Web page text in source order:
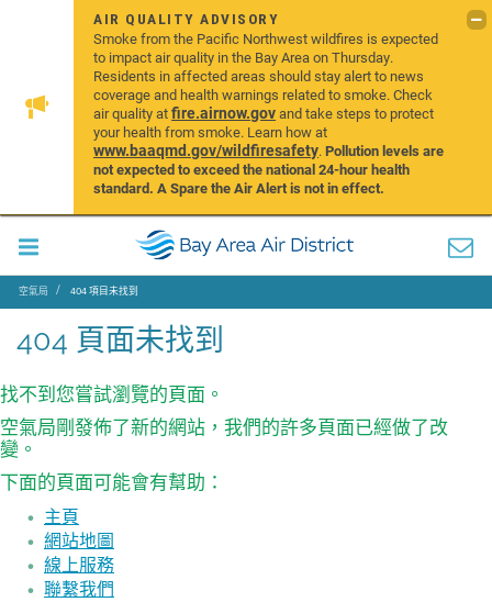
AIR QUALITY ADVISORY
Smoke from the Pacific Northwest wildfires is expected
to impact air quality in the Bay Area on Thursday.
Residents in affected areas should stay alert to news
coverage and health warnings related to smoke. Check
air quality atfire.airnow.govand take steps to protect
your health from smoke. Learn how at
www.baaqmd.gov/wildfiresafety.Pollution levels are
not expected to exceed the national 24-hour health
standard. A Spare the Air Alert is not in effect.
空氣局 404 項目未找到
404 頁面未找到
找不到您嘗試瀏覽的頁面。
空氣局剛發佈了新的網站，我們的許多頁面已經做了改
變。
下面的頁面可能會有幫助：
主頁
網站地圖
線上服務
聯繫我們